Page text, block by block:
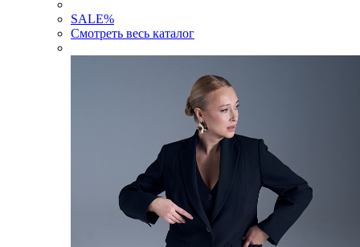
SALE%
Смотреть весь каталог